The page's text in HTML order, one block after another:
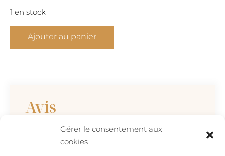
Gérer le consentement aux
cookies
1 en stock
Ajouter au panier
Avis
Il n’y a pas encore d’avis.